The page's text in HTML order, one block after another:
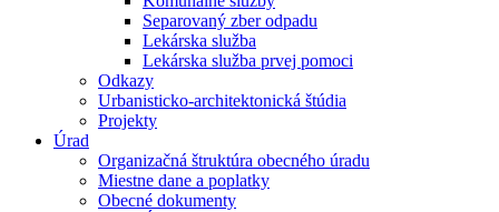
Separovaný zber odpadu
Lekárska služba
Lekárska služba prvej pomoci
Odkazy
Urbanisticko-architektonická štúdia
Projekty
Úrad
Organizačná štruktúra obecného úradu
Miestne dane a poplatky
Obecné dokumenty